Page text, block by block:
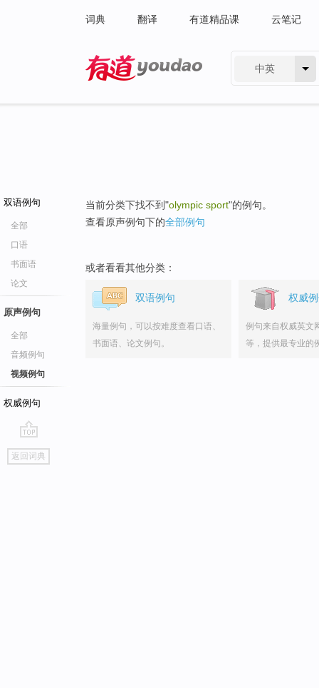
词典 翻译 有道精品课 云笔记
中英
双语例句
全部
口语
书面语
论文
原声例句
全部
音频例句
视频例句
权威例句
go
top
返回词典
当前分类下找不到"olympic sport"的例句。
查看原声例句下的全部例句
或者看看其他分类：
双语例句
海量例句，可以按难度查看口语、
书面语、论文例句。
权威
例句来自权威英文
等，提供最专业的